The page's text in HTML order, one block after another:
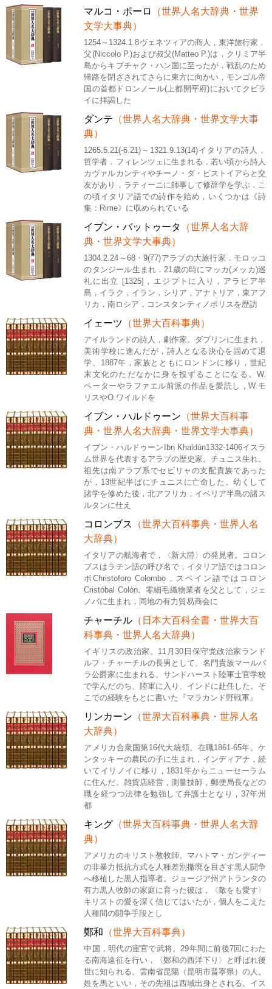
マルコ・ポーロ
（世界人名大辞典・世界
文学大事典）
1254～1324.1.8ヴェネツィアの商人，東洋旅行家．
父(Niccolo P.)および叔父(Matteo P.)は，クリミア半
島からキプチャク・ハン国に至ったが，戦乱のため
帰路を閉ざされてさらに東方に向かい，モンゴル帝
国の首都ドロンノール(上都開平府)においてクビラ
イに拝謁した
ダンテ （世界人名大辞典・世界文学大事
典）
1265.5.21(-6.21)～1321.9.13(14)イタリアの詩人，
哲学者．フィレンツェに生まれる．若い頃から詩人
カヴァルカンティやチーノ・ダ・ピストイアらと交
友があり，ラティーニに師事して修辞学を学ぶ．こ
の頃イタリア語での詩作を始め，いくつかは《詩
集：Rime》に収められている
イブン・バットゥータ
（世界人名大辞
典・世界文学大事典）
1304.2.24～68・9(77)アラブの大旅行家．モロッコ
のタンジール生まれ．21歳の時にマッカ(メッカ)巡
礼に出立 [1325]，エジプトに入り，アラビア半
島，イラク，イラン，シリア，アナトリア，東アフ
リカ，南ロシア，コンスタンティノポリスを歴訪
イェーツ （世界大百科事典）
アイルランドの詩人，劇作家。ダブリンに生まれ，
美術学校に進んだが，詩人となる決心を固めて退
学。1887年，家族とともにロンドンに移り，世紀
末文化のただなかに身を投ずることになる。W.
ペーターやラファエル前派の作品を愛読し，W.モ
リスやO.ワイルドを
イブン・ハルドゥーン （世界大百科事
典・世界人名大辞典・世界文学大事典）
イブン・ハルドゥーンIbn Khaldūn1332-1406イスラ
ム世界を代表するアラブの歴史家。チュニス生れ。
祖先は南アラブ系でセビリャの支配貴族であった
が，13世紀半ばにチュニスに亡命した。幼くして
諸学を修めた後，北アフリカ，イベリア半島の諸ス
ルタンに仕え
コロンブス
（世界大百科事典・世界人名
大辞典）
イタリアの航海者で，〈新大陸〉の発見者。コロン
ブスはラテン語の呼び名で，イタリア語ではコロン
ボChristoforo Colombo，スペイン語ではコロン
Cristóbal Colón。零細毛織物業者を父として，ジェ
ノバに生まれ，同地の有力貿易商会に
チャーチル （日本大百科全書・世界大百
科事典・世界人名大辞典）
イギリスの政治家。11月30日保守党政治家ランド
ルフ・チャーチルの長男として、名門貴族マールバ
ラ公爵家に生まれる。サンドハースト陸軍士官学校
で学んだのち、陸軍に入り、インドに赴任した。そ
こでの経験をもとに書いた『マラカンド野戦軍』
リンカーン （世界大百科事典・世界人名
大辞典）
アメリカ合衆国第16代大統領。在職1861-65年。ケ
ンタッキーの農民の子に生まれ，インディアナ，続
いてイリノイに移り，1831年からニューセーラム
に住んだ。雑貨店経営，測量技師，郵便局長などの
職を経つつ法律を勉強して弁護士となり，37年州
都
キング （世界大百科事典・世界人名大辞
典）
アメリカのキリスト教牧師。マハトマ・ガンディー
の非暴力抵抗方式を人種差別撤廃を目ざす黒人闘争
へ移植した黒人指導者。ジョージア州アトランタの
有力黒人牧師の家庭に育った彼は，〈敵をも愛す〉
キリストの愛を深く信じてはいたが，個人をこえた
人種間の闘争手段とし
鄭和 （世界大百科事典）
中国，明代の宦官で武将。29年間に前後7回にわた
る南海遠征を行い，〈鄭和の西洋下り〉と呼ばれ後
世に知られる。雲南省昆陽（昆明市晋寧県）の人。
姓を馬といい，その先祖は西域出身とされる。イス